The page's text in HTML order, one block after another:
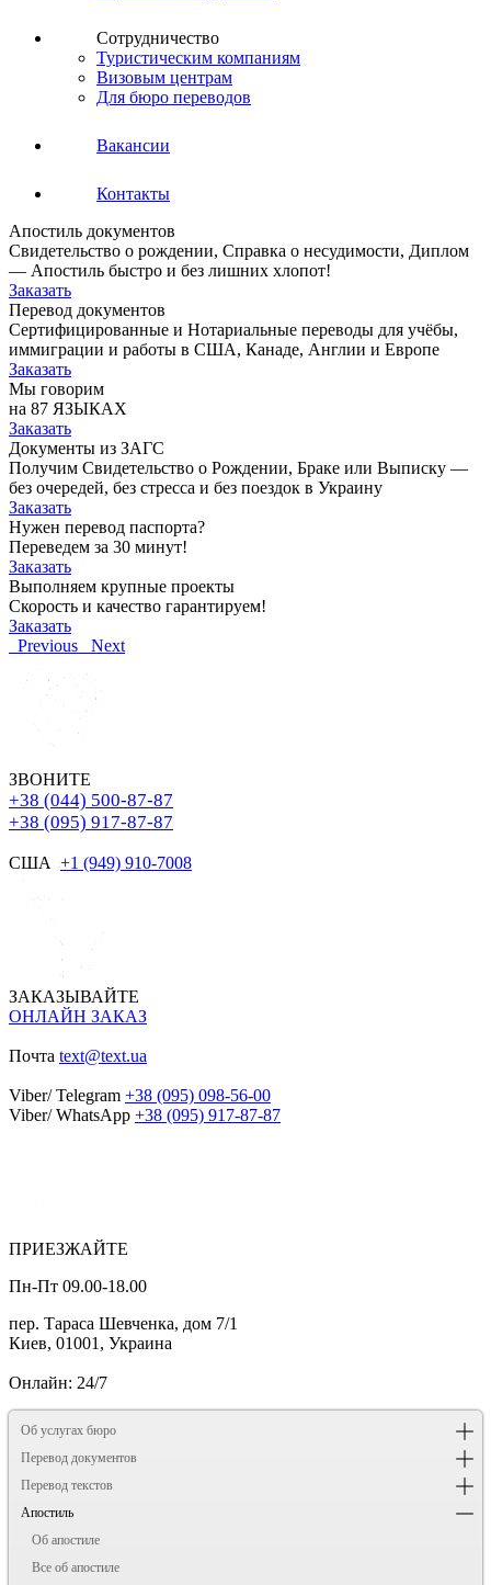
Сотрудничество
Туристическим компаниям
Визовым центрам
Для бюро переводов
Вакансии
Контакты
Апостиль документов
Свидетельство о рождении, Справка о несудимости, Диплом
— Апостиль быстро и без лишних хлопот!
Заказать
Перевод документов
Сертифицированные и Нотариальные переводы для учёбы,
иммиграции и работы в США, Канаде, Англии и Европе
Заказать
Мы говорим
на 87 ЯЗЫКАХ
Заказать
Документы из ЗАГС
Получим Свидетельство о Рождении, Браке или Выписку —
без очередей, без стресса и без поездок в Украину
Заказать
Нужен перевод паспорта?
Переведем за 30 минут!
Заказать
Выполняем крупные проекты
Скорость и качество гарантируем!
Заказать
Previous
Next
ЗВОНИТЕ
+38 (044) 500-87-87
+38 (095) 917-87-87
США +1 (949) 910-7008
ЗАКАЗЫВАЙТЕ
ОНЛАЙН ЗАКАЗ
Почта text@text.ua
Viber/ Telegram +38 (095) 098-56-00
Viber/ WhatsApp +38 (095) 917-87-87
ПРИЕЗЖАЙТЕ
Пн-Пт 09.00-18.00
пер. Тараса Шевченка, дом 7/1
Киев, 01001, Украина
Онлайн: 24/7
Об услугах бюро
Перевод документов
Перевод текстов
Апостиль
Об апостиле
Все об апостиле